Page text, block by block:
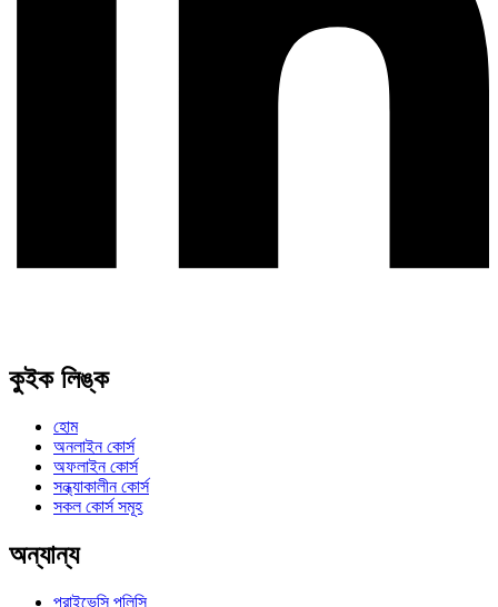
কুইক লিঙ্ক
হোম
অনলাইন কোর্স
অফলাইন কোর্স
সন্ধ্যাকালীন কোর্স
সকল কোর্স সমূহ
অন্যান্য
প্রাইভেসি পলিসি